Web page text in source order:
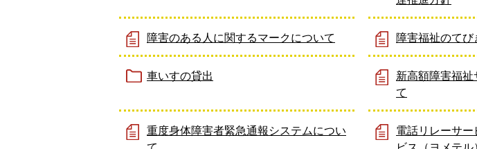
障害のある人に関するマークについて 障害福祉のてび
車いすの貸出
新高額障害福
て
重度身体障害者緊急通報システムについ
電話リレーサ